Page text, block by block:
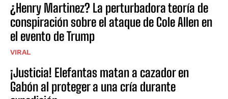
¿Henry Martinez? La perturbadora teoría de
conspiración sobre el ataque de Cole Allen en
el evento de Trump
VIRAL
¡Justicia! Elefantas matan a cazador en
Gabón al proteger a una cría durante